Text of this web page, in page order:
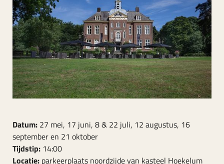
Datum: 27 mei, 17 juni, 8 & 22 juli, 12 augustus, 16
september en 21 oktober
Tijdstip: 14:00
Locatie: parkeerplaats noordzijde van kasteel Hoekelum